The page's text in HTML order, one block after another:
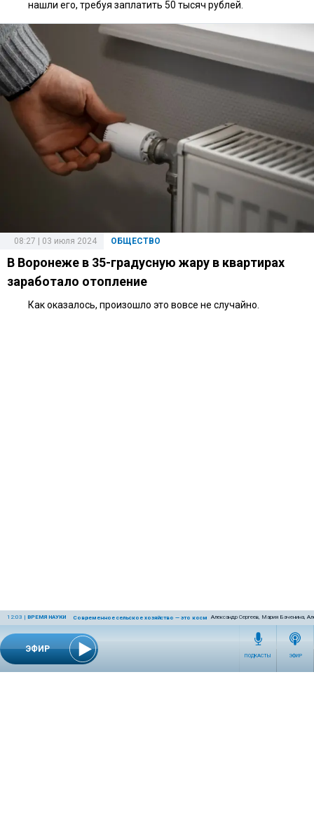
ЭФИР
12:03 | ВРЕМЯ НАУКИ Современное сельское хозяйство — это космос! Или даже круче!
Александр Сергеев, Мария Баченина,
ПОДКАСТЫ ЭФИР
нашли его, требуя заплатить 50 тысяч рублей.
ОБЩЕСТВО
08:27 | 03 июля 2024
В Воронеже в 35-градусную жару в квартирах
заработало отопление
Как оказалось, произошло это вовсе не случайно.